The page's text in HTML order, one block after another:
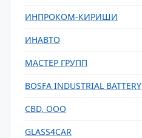
ИНПРОКОМ-КИРИШИ
ИНАВТО
МАСТЕР ГРУПП
BOSFA INDUSTRIAL BATTERY
CBD, ООО
GLASS4CAR